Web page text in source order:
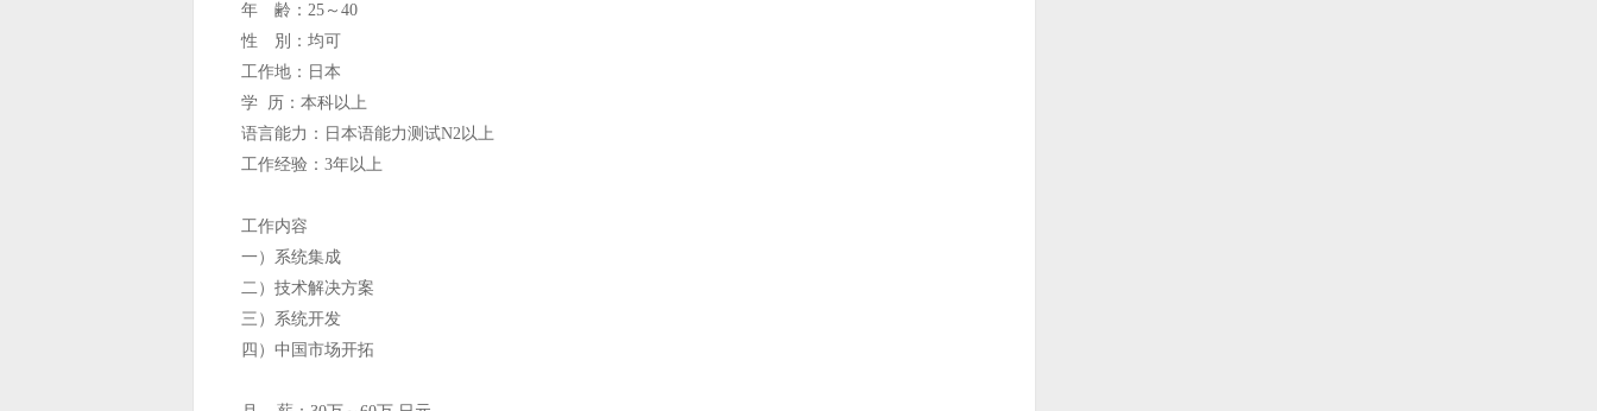
年 齢：25～40
性 別：均可
工作地：日本
学 历：本科以上
语言能力：日本语能力测试N2以上
工作经验：3年以上
工作内容
一）系统集成
二）技术解决方案
三）系统开发
四）中国市场开拓